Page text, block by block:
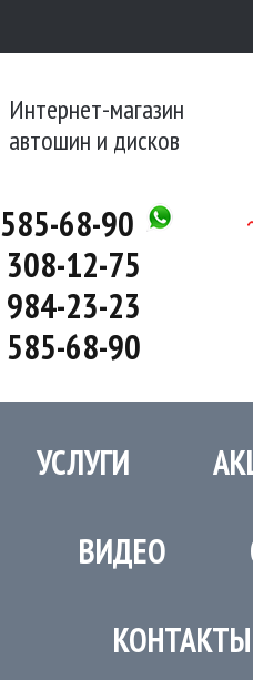
Интернет-магазин
автошин и дисков
585-68-90
308-12-75
984-23-23
585-68-90
УСЛУГИ
ВИДЕО
КОНТАКТЫ